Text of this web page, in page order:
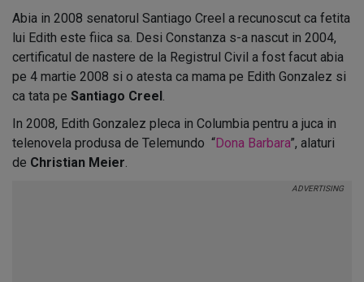
Abia in 2008 senatorul Santiago Creel a recunoscut ca fetita
lui Edith este fiica sa. Desi Constanza s-a nascut in 2004,
certificatul de nastere de la Registrul Civil a fost facut abia
pe 4 martie 2008 si o atesta ca mama pe Edith Gonzalez si
ca tata pe Santiago Creel.
In 2008, Edith Gonzalez pleca in Columbia pentru a juca in
telenovela produsa de Telemundo “Dona Barbara”, alaturi
de Christian Meier.